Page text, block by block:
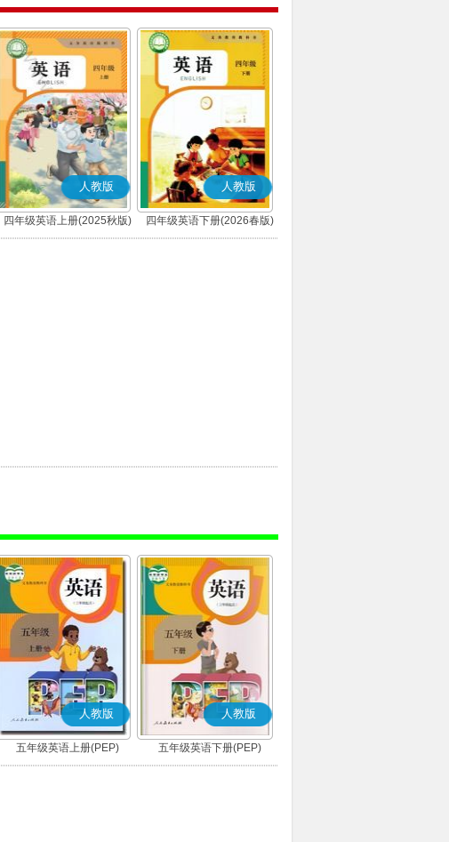
人教版
四年级英语上册(2025秋版)
(PEP)
人教版
四年级英语下册(2026春版)
(PEP)
人教版
五年级英语上册(PEP)
人教版
五年级英语下册(PEP)